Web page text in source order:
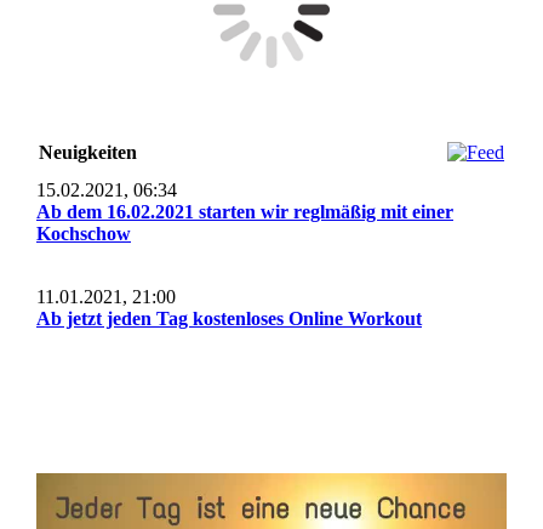
Neuigkeiten
15.02.2021, 06:34
Ab dem 16.02.2021 starten wir reglmäßig mit einer
Kochschow
11.01.2021, 21:00
Ab jetzt jeden Tag kostenloses Online Workout